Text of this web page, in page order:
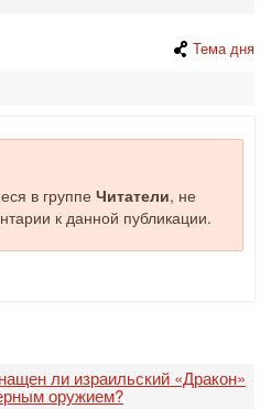
Тема дня
в группе Читатели, не
к данной публикации.
ли израильский «Дракон»
оружием?